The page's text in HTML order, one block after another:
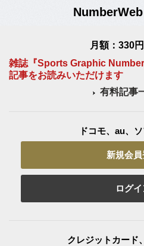
月額：330円
雑誌『Sports Graphic
記事をお読みいただけます
有料記事
ドコモ、au、
新規会
ログ
クレジットカード